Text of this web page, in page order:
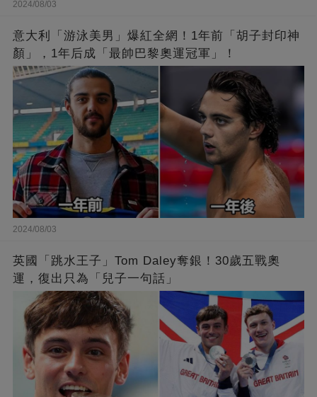
2024/08/03
意大利「游泳美男」爆紅全網！1年前「胡子封印神
顏」，1年后成「最帥巴黎奧運冠軍」！
2024/08/03
英國「跳水王子」Tom Daley奪銀！30歲五戰奧
運，復出只為「兒子一句話」